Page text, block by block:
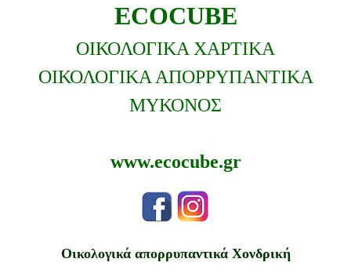
ECOCUBE
ΟΙΚΟΛΟΓΙΚΑ ΧΑΡΤΙΚΑ
ΟΙΚΟΛΟΓΙΚΑ ΑΠΟΡΡΥΠΑΝΤΙΚΑ
ΜΥΚΟΝΟΣ
www.ecocube.gr
Οικολογικά απορρυπαντικά Χονδρική